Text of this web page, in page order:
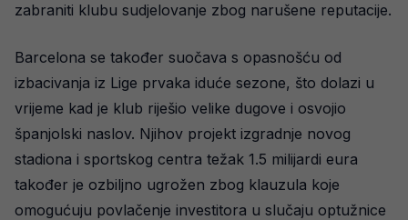
zabraniti klubu sudjelovanje zbog narušene reputacije.
Barcelona se također suočava s opasnošću od
izbacivanja iz Lige prvaka iduće sezone, što dolazi u
vrijeme kad je klub riješio velike dugove i osvojio
španjolski naslov. Njihov projekt izgradnje novog
stadiona i sportskog centra težak 1.5 milijardi eura
također je ozbiljno ugrožen zbog klauzula koje
omogućuju povlačenje investitora u slučaju optužnice